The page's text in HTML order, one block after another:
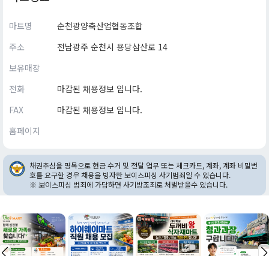
마트명
순천광양축산업협동조합
주소
전남광주 순천시 용당삼산로 14
보유매장
전화
마감된 채용정보 입니다.
FAX
마감된 채용정보 입니다.
홈페이지
채권추심을 명목으로 현금 수거 및 전달 업무 또는 체크카드, 계좌, 계좌 비밀번
호를 요구할 경우 채용을 빙자한 보이스피싱 사기범죄일 수 있습니다.
※ 보이스피싱 범죄에 가담하면 사기방조죄로 처벌받을수 있습니다.